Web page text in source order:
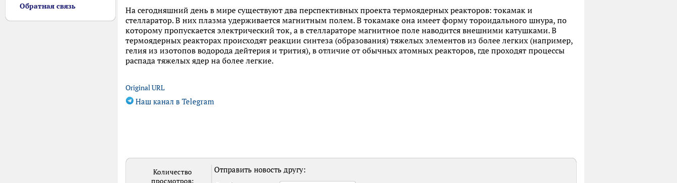
Обратная связь
На сегодняшний день в мире существуют два перспективных проекта термоядерных реакторов: токамак и
стелларатор. В них плазма удерживается магнитным полем. В токамаке она имеет форму тороидального шнура, по
которому пропускается электрический ток, а в стеллараторе магнитное поле наводится внешними катушками. В
термоядерных реакторах происходят реакции синтеза (образования) тяжелых элементов из более легких (например,
гелия из изотопов водорода дейтерия и трития), в отличие от обычных атомных реакторов, где проходят процессы
распада тяжелых ядер на более легкие.
Original URL
Наш канал в Telegram
Количество
просмотров:
Отправить новость другу: